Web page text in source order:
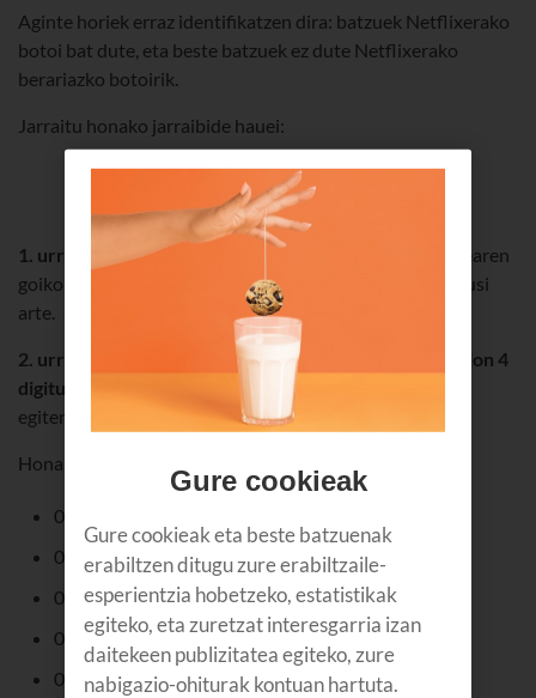
Aginte horiek erraz identifikatzen dira: batzuek Netflixerako
botoi bat dute, eta beste batzuek ez dute Netflixerako
berariazko botoirik.
Jarraitu honako jarraibide hauei:
1. urratsa – Sakatu Euskaltel botoia 3 segundoz
, agintearen
goiko aldeko argi laranjak bi aldiz dir-dir egiten duela ikusi
arte.
2. urratsa – Tekleatu zure telebistaren markari dagokion 4
digituko kodea
, eta aginteko argi berdea bi aldiz dir-dir
egiten ikusiko duzu.
Hona hemen markei dagozkien kodeen zerrenda:
0010 LG
0011 Samsung
0012 Sony
0013 Philips
0014 Panasonic
Gure cookieak
Gure cookieak eta beste batzuenak
erabiltzen ditugu zure erabiltzaile-
esperientzia hobetzeko, estatistikak
egiteko, eta zuretzat interesgarria izan
daitekeen publizitatea egiteko, zure
nabigazio-ohiturak kontuan hartuta.